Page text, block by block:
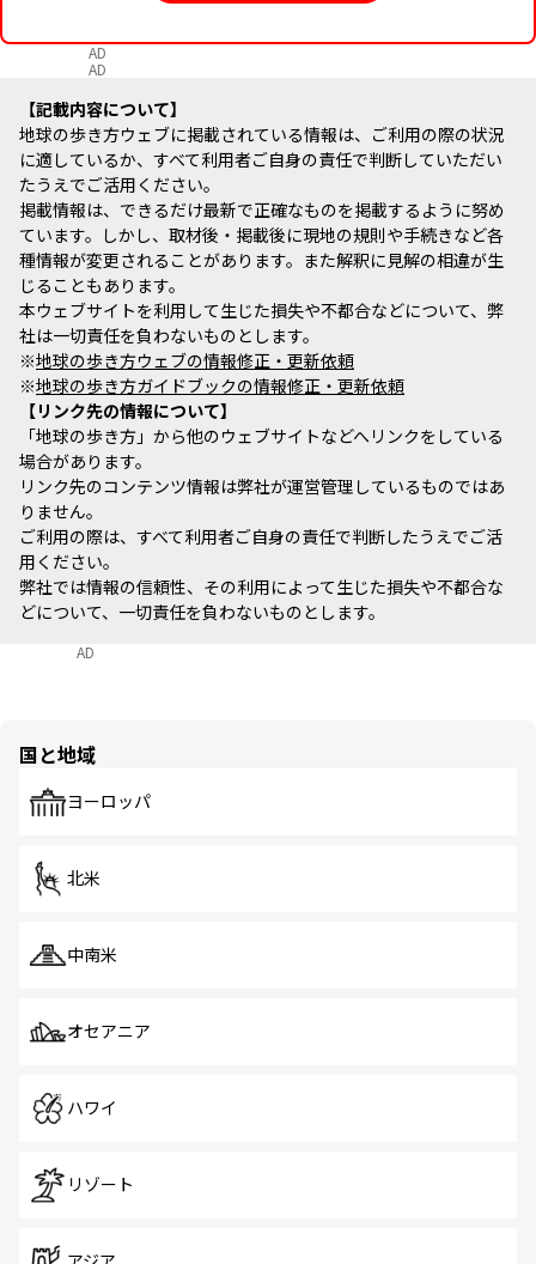
AD
AD
記載内容について
地球の歩き方ウェブに掲載されている情報は、ご利用の際の状況
に適しているか、すべて利用者ご自身の責任で判断していただい
たうえでご活用ください。
掲載情報は、できるだけ最新で正確なものを掲載するように努め
ています。しかし、取材後・掲載後に現地の規則や手続きなど各
種情報が変更されることがあります。また解釈に見解の相違が生
じることもあります。
本ウェブサイトを利用して生じた損失や不都合などについて、弊
社は一切責任を負わないものとします。
※地球の歩き方ウェブの情報修正・更新依頼
※地球の歩き方ガイドブックの情報修正・更新依頼
リンク先の情報について
「地球の歩き方」から他のウェブサイトなどへリンクをしている
場合があります。
リンク先のコンテンツ情報は弊社が運営管理しているものではあ
りません。
ご利用の際は、すべて利用者ご自身の責任で判断したうえでご活
用ください。
弊社では情報の信頼性、その利用によって生じた損失や不都合な
どについて、一切責任を負わないものとします。
AD
国と地域
ヨーロッパ
北米
中南米
オセアニア
ハワイ
リゾート